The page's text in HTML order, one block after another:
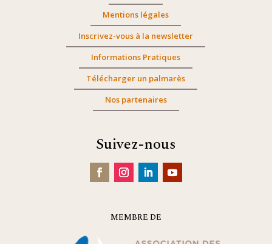
Mentions légales
Inscrivez-vous à la newsletter
Informations Pratiques
Télécharger un palmarès
Nos partenaires
Suivez-nous
MEMBRE DE